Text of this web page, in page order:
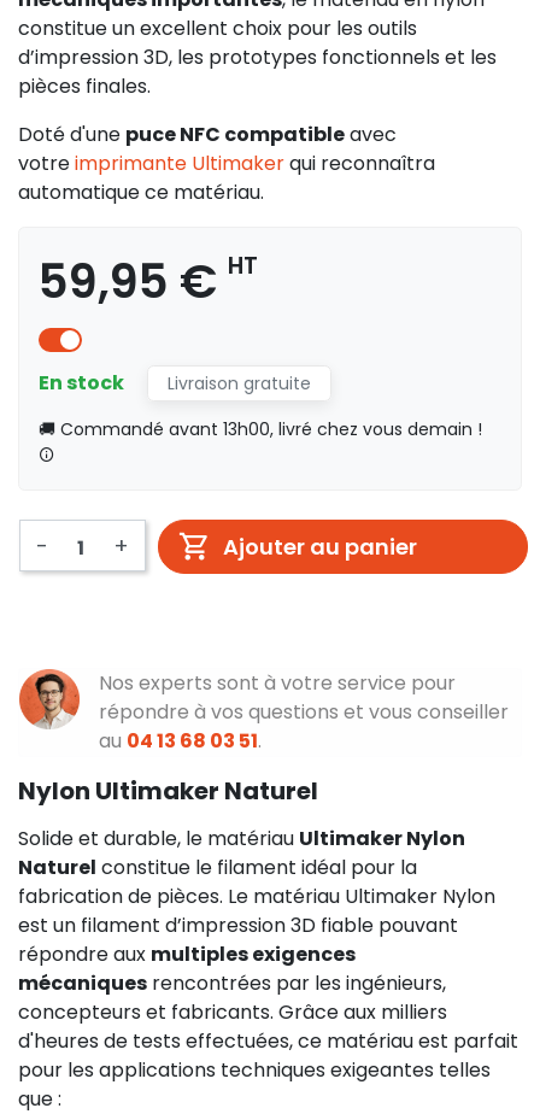
constitue un excellent choix pour les outils
d’impression 3D, les prototypes fonctionnels et les
pièces finales.
Doté d'une puce NFC compatibleavec
votreimprimante Ultimakerqui reconnaîtra
automatique ce matériau.
59,95 € HT
En stock
Livraison gratuite
🚚 Commandé avant 13h00, livré chez vous demain !
- + Ajouter au panier
Nos experts sont à votre service pour
répondre à vos questions et vous conseiller
au 04 13 68 03 51.
Nylon Ultimaker Naturel
Solide et durable, le matériau Ultimaker Nylon
Naturel constitue le filament idéal pour la
fabrication de pièces. Le matériau Ultimaker Nylon
est un filament d’impression 3D fiable pouvant
répondre aux multiples exigences
mécaniques rencontrées par les ingénieurs,
concepteurs et fabricants. Grâce aux milliers
d'heures de tests effectuées, ce matériau est parfait
pour les applications techniques exigeantes telles
que :